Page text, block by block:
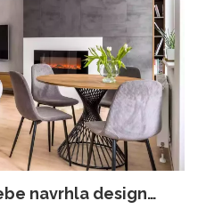
Interiér který si pro sebe navrhla designérka